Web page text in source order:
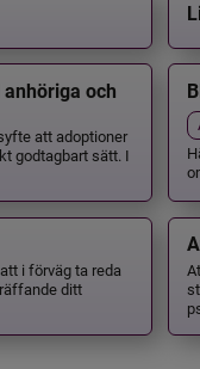
och
att adoptioner
godtagbart sätt. I
i förväg ta reda
ditt